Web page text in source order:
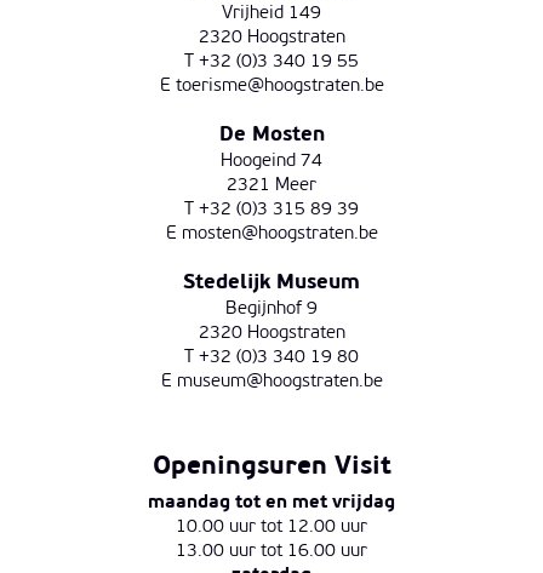
Vrijheid 149
2320 Hoogstraten
T +32 (0)3 340 19 55
E toerisme@hoogstraten.be
De Mosten
Hoogeind 74
2321 Meer
T +32 (0)3 315 89 39
E mosten@hoogstraten.be
Stedelijk Museum
Begijnhof 9
2320 Hoogstraten
T +32 (0)3 340 19 80
E museum@hoogstraten.be
Openingsuren Visit
maandag tot en met vrijdag
10.00 uur tot 12.00 uur
13.00 uur tot 16.00 uur